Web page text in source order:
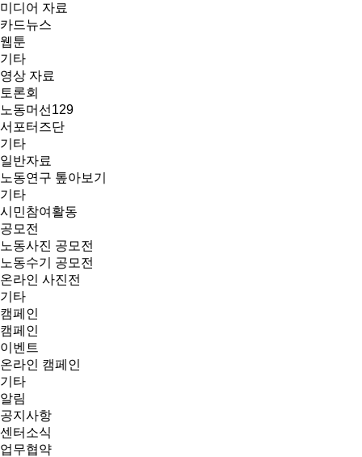
미디어 자료
카드뉴스
웹툰
기타
영상 자료
토론회
노동머선129
서포터즈단
기타
일반자료
노동연구 톺아보기
기타
시민참여활동
공모전
노동사진 공모전
노동수기 공모전
온라인 사진전
기타
캠페인
캠페인
이벤트
온라인 캠페인
기타
알림
공지사항
센터소식
업무협약